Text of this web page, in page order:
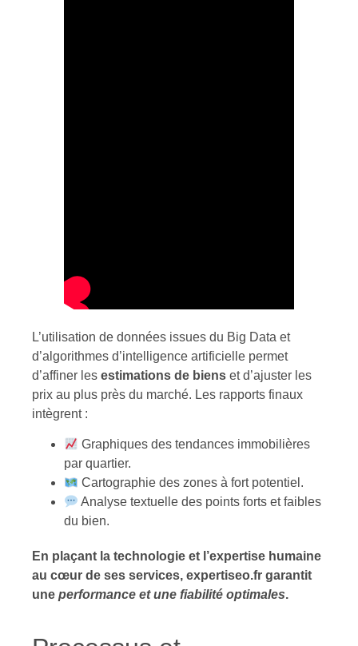
L’utilisation de données issues du Big Data et
d’algorithmes d’intelligence artificielle permet
d’affiner les estimations de biens et d’ajuster les
prix au plus près du marché. Les rapports finaux
intègrent :
Graphiques des tendances immobilières
par quartier.
Cartographie des zones à fort potentiel.
Analyse textuelle des points forts et faibles
du bien.
En plaçant la technologie et l’expertise humaine
au cœur de ses services, expertiseo.fr garantit
une performance et une fiabilité optimales.